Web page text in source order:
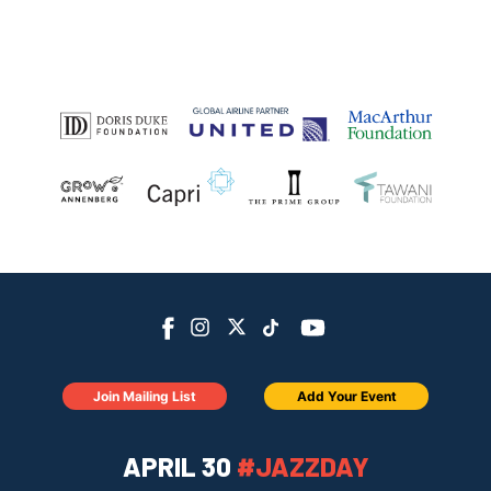
APRIL 30 #JAZZDAY
Join Mailing List Add Your Event